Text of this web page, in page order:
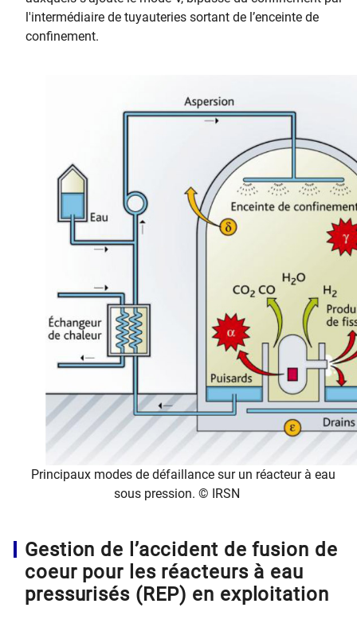
l'intermédiaire de tuyauteries sortant de l’enceinte de
confinement.
Principaux modes de défaillance sur un réacteur à eau
sous pression. © IRSN
Gestion de l’accident de fusion de
coeur pour les réacteurs à eau
pressurisés (REP) en exploitation